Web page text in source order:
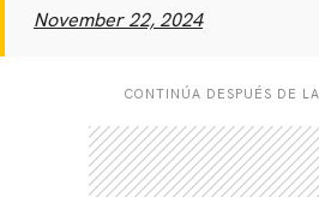
November 22, 2024
CONTINÚA DESPUÉS DE